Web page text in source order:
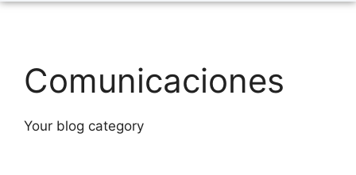
Comunicaciones
Your blog category